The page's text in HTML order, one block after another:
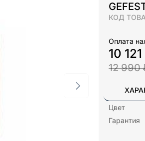
КОД
Оплата
10
12 990
Цвет
Гарантия